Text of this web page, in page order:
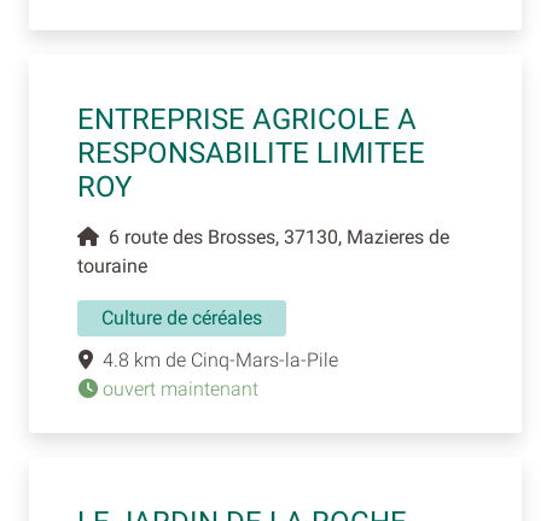
ENTREPRISE AGRICOLE A
RESPONSABILITE LIMITEE
ROY
6 route des Brosses, 37130, Mazieres de
touraine
Culture de céréales
4.8 km de Cinq-Mars-la-Pile
ouvert maintenant